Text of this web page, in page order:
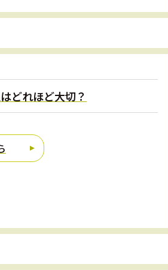
どれほど大切？